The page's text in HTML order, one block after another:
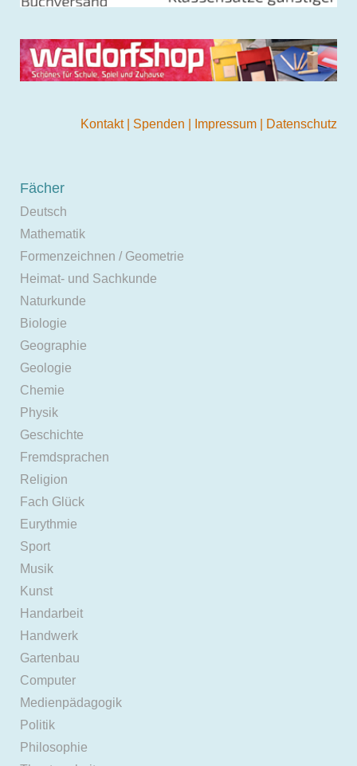
Kontakt Spenden Impressum Datenschutz
Fächer
Deutsch
Mathematik
Formenzeichnen / Geometrie
Heimat- und Sachkunde
Naturkunde
Biologie
Geographie
Geologie
Chemie
Physik
Geschichte
Fremdsprachen
Religion
Fach Glück
Eurythmie
Sport
Musik
Kunst
Handarbeit
Handwerk
Gartenbau
Computer
Medienpädagogik
Politik
Philosophie